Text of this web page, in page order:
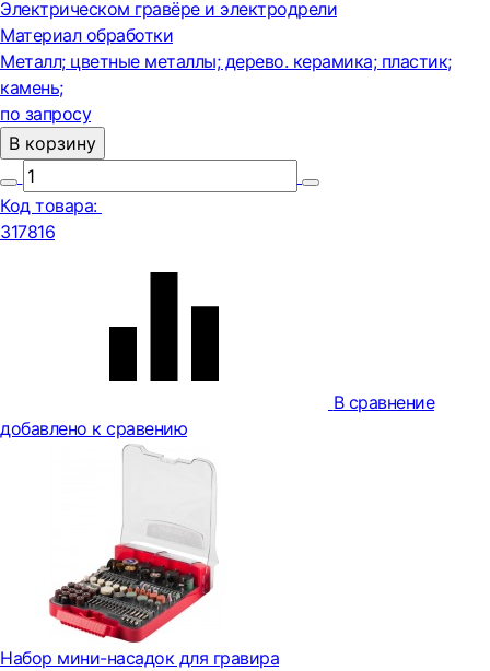
Электрическом гравёре и электродрели
Материал обработки
Металл; цветные металлы; дерево. керамика; пластик;
камень;
по запросу
В корзину
Код товара:
317816
В сравнение
добавлено к сравению
Набор мини-насадок для гравира